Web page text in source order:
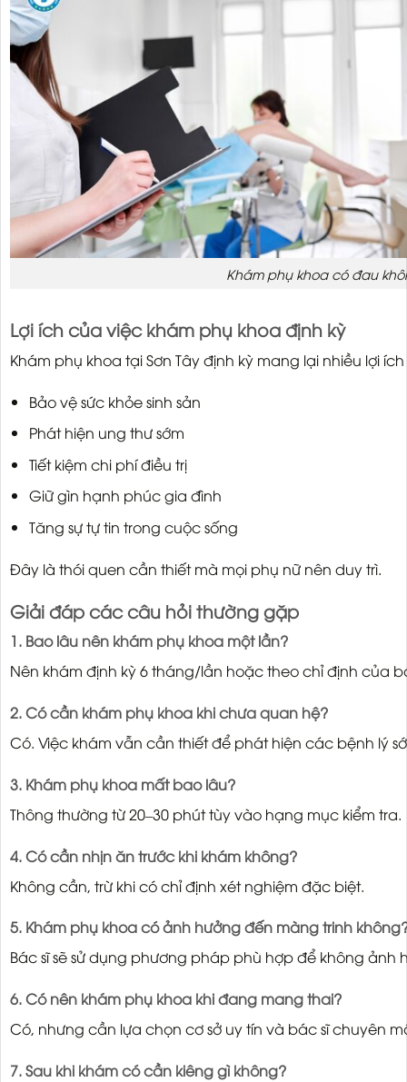
Khám phụ khoa có đau
Lợi ích của việc khám phụ khoa định kỳ
Khám phụ khoa tại Sơn Tây định kỳ mang lại nhiều lợi
Bảo vệ sức khỏe sinh sản
Phát hiện ung thư sớm
Tiết kiệm chi phí điều trị
Giữ gìn hạnh phúc gia đình
Tăng sự tự tin trong cuộc sống
Đây là thói quen cần thiết mà mọi phụ nữ nên duy trì.
Giải đáp các câu hỏi thường gặp
1. Bao lâu nên khám phụ khoa một lần?
Nên khám định kỳ 6 tháng/lần hoặc theo chỉ định của
2. Có cần khám phụ khoa khi chưa quan hệ?
Có. Việc khám vẫn cần thiết để phát hiện các bệnh lý
3. Khám phụ khoa mất bao lâu?
Thông thường từ 20–30 phút tùy vào hạng mục kiểm tra.
4. Có cần nhịn ăn trước khi khám không?
Không cần, trừ khi có chỉ định xét nghiệm đặc biệt.
5. Khám phụ khoa có ảnh hưởng đến màng trinh
Bác sĩ sẽ sử dụng phương pháp phù hợp để không ảnh
6. Có nên khám phụ khoa khi đang mang thai?
Có, nhưng cần lựa chọn cơ sở uy tín và bác sĩ chuyên
7. Sau khi khám có cần kiêng gì không?